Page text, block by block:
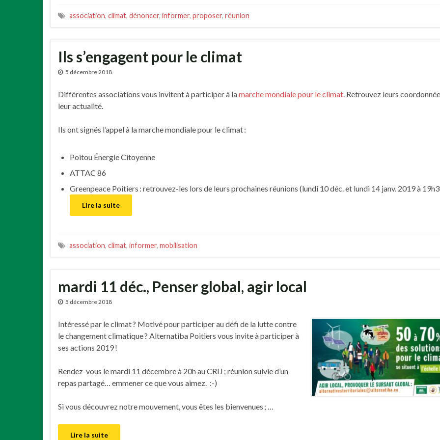
association, climat, dénoncer, informer, proposer, réunion
Ils s’engagent pour le climat
5 décembre 2018
Différentes associations vous invitent à participer à lamarche mondiale pour le climat. Retrouvez leurs
leur actualité.
Ils ont signés l’appel à la marche mondiale pour le climat :
Poitou Énergie Citoyenne
ATTAC 86
Greenpeace Poitiers : retrouvez-les lors de leurs prochaines réunions (lundi 10 déc. et lundi 14 janv. 2019 à
Lire la suite
association, climat, informer, mobilisation
mardi 11 déc., Penser global, agir local
5 décembre 2018
Intéressé par le climat ? Motivé pour participer au défi de la lutte contre
le changement climatique ? Alternatiba Poitiers vous invite à participer à
ses actions 2019 !
Rendez-vous le mardi 11 décembre à 20h au CRIJ ; réunion suivie d’un
repas partagé… emmener ce que vous aimez. :-)
Si vous découvrez notre mouvement, vous êtes les bienvenues ; …
Lire la suite